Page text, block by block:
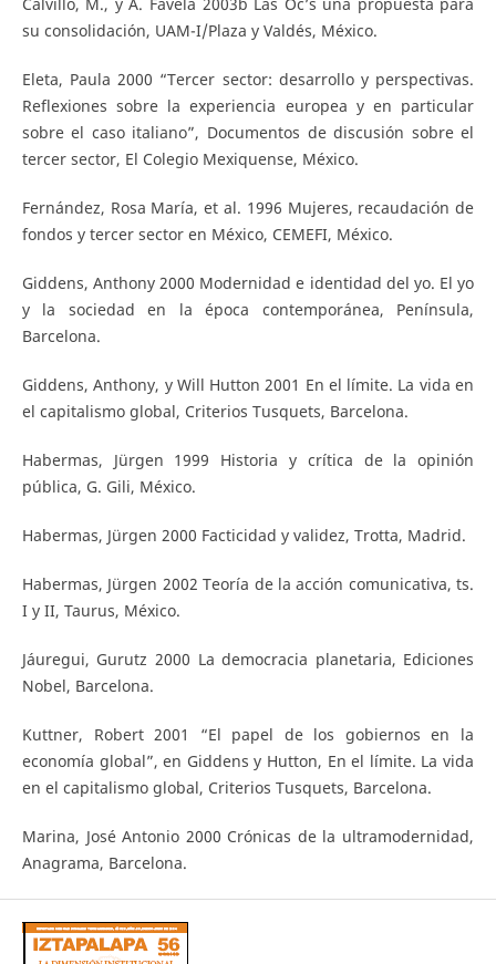
su consolidación, UAM-I/Plaza y Valdés, México.
Eleta, Paula 2000 “Tercer sector: desarrollo y perspectivas.
Reflexiones sobre la experiencia europea y en particular
sobre el caso italiano”, Documentos de discusión sobre el
tercer sector, El Colegio Mexiquense, México.
Fernández, Rosa María, et al. 1996 Mujeres, recaudación de
fondos y tercer sector en México, CEMEFI, México.
Giddens, Anthony 2000 Modernidad e identidad del yo. El yo
y la sociedad en la época contemporánea, Península,
Barcelona.
Giddens, Anthony, y Will Hutton 2001 En el límite. La vida en
el capitalismo global, Criterios Tusquets, Barcelona.
Habermas, Jürgen 1999 Historia y crítica de la opinión
pública, G. Gili, México.
Habermas, Jürgen 2000 Facticidad y validez, Trotta, Madrid.
Habermas, Jürgen 2002 Teoría de la acción comunicativa, ts.
I y II, Taurus, México.
Jáuregui, Gurutz 2000 La democracia planetaria, Ediciones
Nobel, Barcelona.
Kuttner, Robert 2001 “El papel de los gobiernos en la
economía global”, en Giddens y Hutton, En el límite. La vida
en el capitalismo global, Criterios Tusquets, Barcelona.
Marina, José Antonio 2000 Crónicas de la ultramodernidad,
Anagrama, Barcelona.